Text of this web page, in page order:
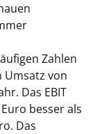
Zahlen
Umsatz von
Das EBIT
besser als
Das